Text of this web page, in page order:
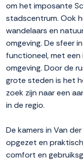
om het imposante
stadscentrum. Ook
wandelaars en
omgeving. De sfeer
functioneel, met een
omgeving. Door de
grote steden is het
zoek zijn naar een
in de regio.
De kamers in Van
opgezet en
comfort en